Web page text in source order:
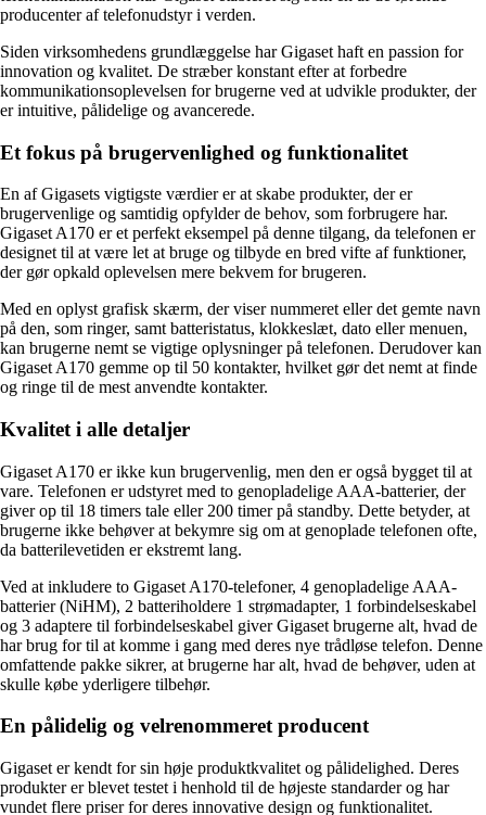
producenter af telefonudstyr i verden.
Siden virksomhedens grundlæggelse har Gigaset haft en passion for
innovation og kvalitet. De stræber konstant efter at forbedre
kommunikationsoplevelsen for brugerne ved at udvikle produkter, der
er intuitive, pålidelige og avancerede.
Et fokus på brugervenlighed og funktionalitet
En af Gigasets vigtigste værdier er at skabe produkter, der er
brugervenlige og samtidig opfylder de behov, som forbrugere har.
Gigaset A170 er et perfekt eksempel på denne tilgang, da telefonen er
designet til at være let at bruge og tilbyde en bred vifte af funktioner,
der gør opkald oplevelsen mere bekvem for brugeren.
Med en oplyst grafisk skærm, der viser nummeret eller det gemte navn
på den, som ringer, samt batteristatus, klokkeslæt, dato eller menuen,
kan brugerne nemt se vigtige oplysninger på telefonen. Derudover kan
Gigaset A170 gemme op til 50 kontakter, hvilket gør det nemt at finde
og ringe til de mest anvendte kontakter.
Kvalitet i alle detaljer
Gigaset A170 er ikke kun brugervenlig, men den er også bygget til at
vare. Telefonen er udstyret med to genopladelige AAA-batterier, der
giver op til 18 timers tale eller 200 timer på standby. Dette betyder, at
brugerne ikke behøver at bekymre sig om at genoplade telefonen ofte,
da batterilevetiden er ekstremt lang.
Ved at inkludere to Gigaset A170-telefoner, 4 genopladelige AAA-
batterier (NiHM), 2 batteriholdere 1 strømadapter, 1 forbindelseskabel
og 3 adaptere til forbindelseskabel giver Gigaset brugerne alt, hvad de
har brug for til at komme i gang med deres nye trådløse telefon. Denne
omfattende pakke sikrer, at brugerne har alt, hvad de behøver, uden at
skulle købe yderligere tilbehør.
En pålidelig og velrenommeret producent
Gigaset er kendt for sin høje produktkvalitet og pålidelighed. Deres
produkter er blevet testet i henhold til de højeste standarder og har
vundet flere priser for deres innovative design og funktionalitet.